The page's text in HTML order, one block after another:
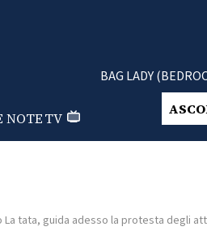
Carlo
NOTETV
BAG LADY
tata, guida adesso la protesta degli